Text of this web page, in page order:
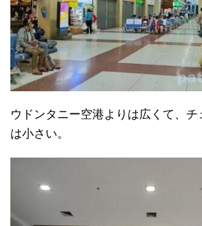
ウドンタニー空港よりは広くて、チ
は小さい。